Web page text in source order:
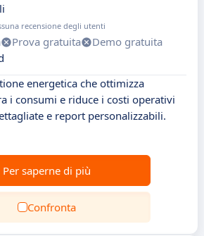
recensione degli utenti
Prova gratuita
Demo gratuita
energetica che ottimizza
i consumi e riduce i costi operativi
e report personalizzabili.
Per saperne di più
Confronta